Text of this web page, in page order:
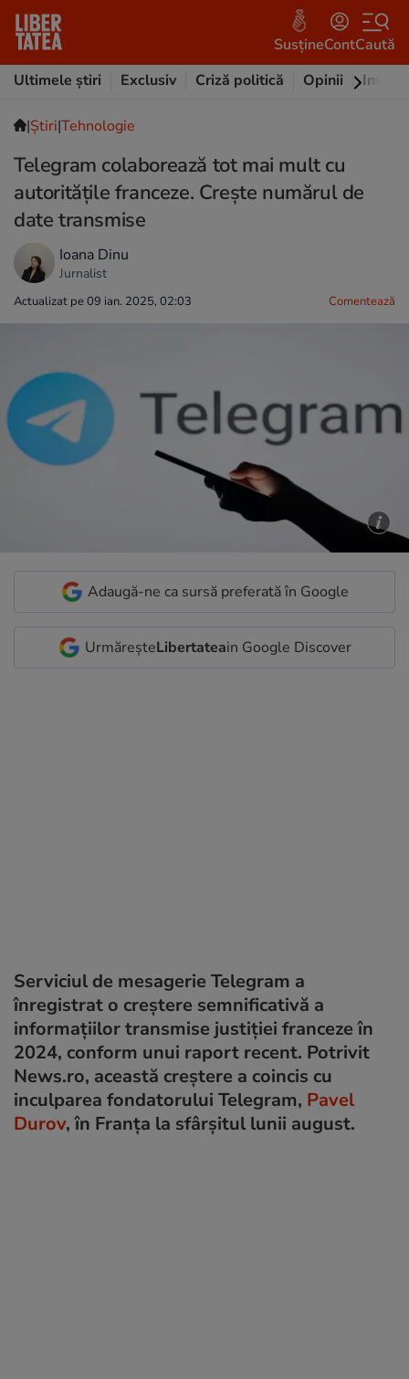
SusțineContCaută
Ultimele știri
Exclusiv Criză politică Opinii
|Ştiri|Tehnologie
Telegram colaborează tot mai mult cu
autoritățile franceze. Crește numărul de
date transmise
Ioana Dinu
Jurnalist
Actualizat pe 09 ian. 2025, 02:03 Comentează
Adaugă-ne ca sursă preferată în Google
UrmăreșteLibertateain Google Discover
Serviciul de mesagerie Telegram a
înregistrat o creștere semnificativă a
informațiilor transmise justiției franceze în
2024, conform unui raport recent. Potrivit
News.ro, această creștere a coincis cu
inculparea fondatorului Telegram, Pavel
Durov, în Franța la sfârșitul lunii august.